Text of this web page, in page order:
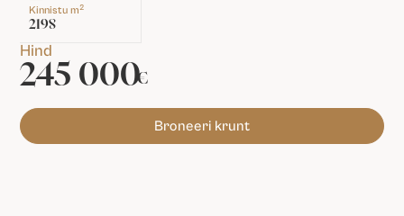
Kinnistu m2
2198
Hind
245 000€
Broneeri krunt